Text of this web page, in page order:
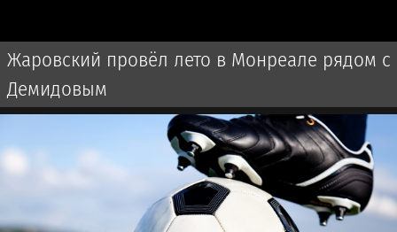
Жаровский провёл лето в Монреале рядом с
Демидовым